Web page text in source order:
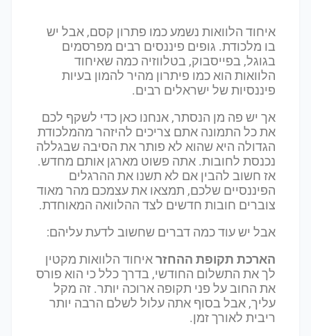
איחוד הלוואות נשמע כמו פתרון קסם, אבל יש
בו מלכודת. גופים פיננסים רבים מפרסמים
בגוגל, בפייסבוק, בטלווזיה כמה שאיחוד
הלוואות הוא כמו פיתרון מהיר להמון בעיות
פיננסיות של ישראלים רבים.
אך יש פה מן הנסתר, אנחנו כאן כדי לשקף לכם
את כל התמונה אתם צריכים להיזהר מהמלכודת
הגדולה היא שהוא לא פותר את הסיבה שבגללה
נכנסת לחובות. אתה פשוט מארגן אותם מחדש.
אז חשוב להבין אם לא תשנו את ההרגלים
הפיננסיים שלכם, תמצאו את עצמכם מהר מאוד
צוברים חובות חדשים לצד ההלוואה המאוחדת.
אבל יש עוד כמה דברים שחשוב לדעת עליהם:
הארכת תקופת ההחזראיחוד הלוואות מקטין
לך את התשלום החודשי, בדרך כלל כי הוא פורס
את החוב על פני תקופה ארוכה יותר. זה מקל
עליך, אבל בסוף אתה עלול לשלם הרבה יותר
ריבית לאורך זמן.